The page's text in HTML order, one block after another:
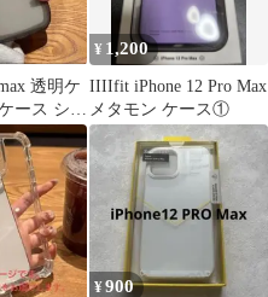
透明ケ
ース シン
黒明
¥ 1,200
IIIIfit iPhone 12 Pro Max
メタモン ケース①
¥900